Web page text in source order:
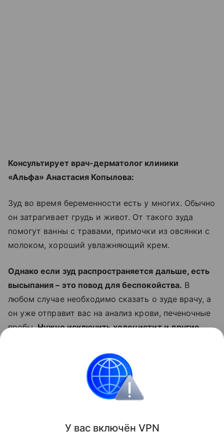
Консультирует врач-дерматолог клиники
«Альфа» Анастасия Копылова:
Зуд во время беременности есть у многих. Обычно
он затрагивает грудь и живот. От такого зуда
помогут ванны с травами, примочки из овсянки с
молоком, хороший увлажняющий крем.
Однако если зуд распространяется дальше, есть
высыпания – это повод для беспокойства. В
любом случае необходимо сказать о зуде врачу, а
он уже отправит вас на анализ крови, печеночные
пробы.Нужно исключить холецистит и другие
10 причин полюбить свою
У вас включён VPN